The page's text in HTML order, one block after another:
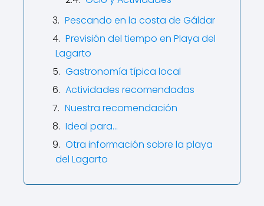
Pescando en la costa de Gáldar
Previsión del tiempo en Playa del
Lagarto
Gastronomía típica local
Actividades recomendadas
Nuestra recomendación
Ideal para…
Otra información sobre la playa
del Lagarto